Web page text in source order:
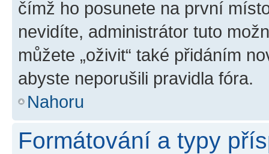
čímž ho posunete na první
nevidíte, administrátor tuto
můžete „oživit“ také přidáním
abyste neporušili pravidla fóra.
Nahoru
Formátování a typy